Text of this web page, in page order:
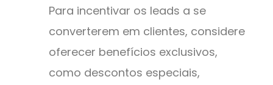
Para incentivar os leads a se
converterem em clientes, considere
oferecer benefícios exclusivos,
como descontos especiais,